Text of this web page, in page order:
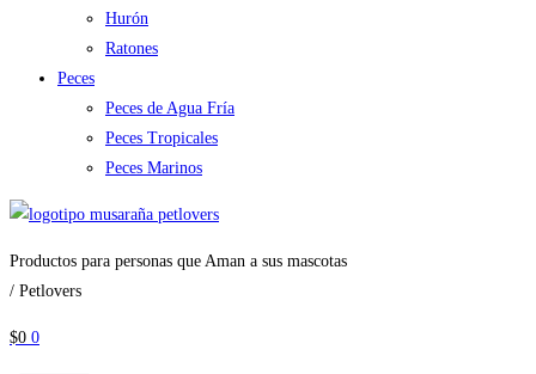
Hurón
Ratones
Peces
Peces de Agua Fría
Peces Tropicales
Peces Marinos
Productos para personas que Aman a sus mascotas
/ Petlovers
$0 0